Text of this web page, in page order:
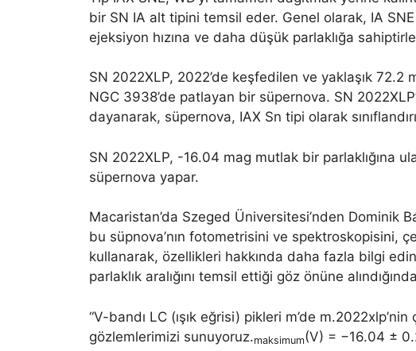
bir SN IA alt tipini temsil eder. Genel olarak, IA
ejeksiyon hızına ve daha düşük parlaklığa
SN 2022XLP, 2022’de keşfedilen ve yaklaşık 72.2
NGC 3938’de patlayan bir süpernova. SN
dayanarak, süpernova, IAX Sn tipi olarak
SN 2022XLP, -16.04 mag mutlak bir parlaklığına
süpernova yapar.
Macaristan’da Szeged Üniversitesi’nden Dominik
bu süpnova’nın fotometrisini ve spektroskopisini,
kullanarak, özellikleri hakkında daha fazla bilgi
parlaklık aralığını temsil ettiği göz önüne
“V-bandı LC (ışık eğrisi) pikleri m’de
gözlemlerimizi sunuyoruz.maksimum(V) = −16.04 ±